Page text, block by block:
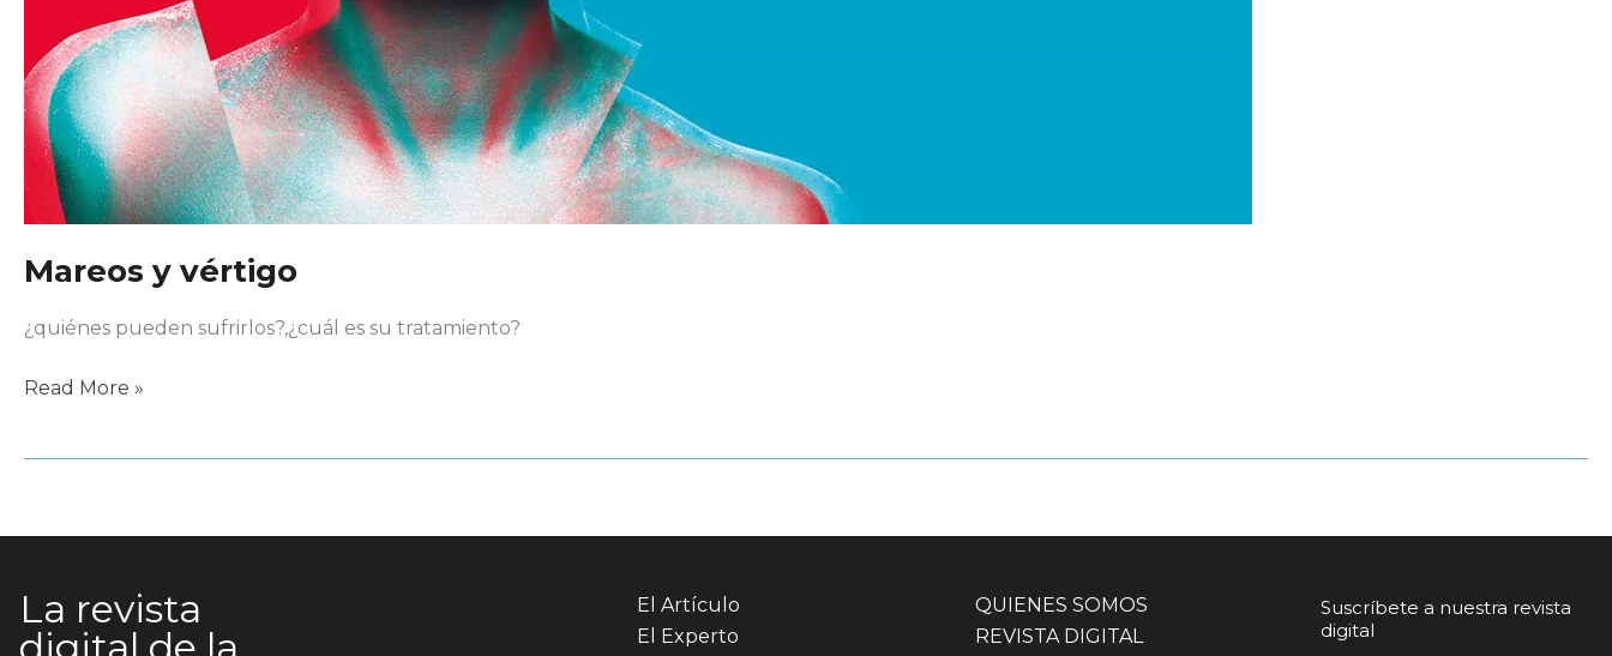
Mareos y vértigo
¿quiénes pueden sufrirlos?,¿cuál es su tratamiento?
Mareos
Read More »
La revista
El Artículo
El Experto
QUIENES SOMOS
REVISTA DIGITAL
Suscríbete a nuestra revista
digital